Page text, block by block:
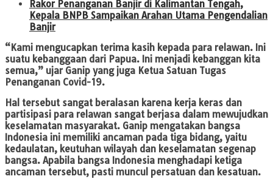
Rakor Penanganan Banjir di Kalimantan Tengah,
Kepala BNPB Sampaikan Arahan Utama Pengendalian
Banjir
“Kami mengucapkan terima kasih kepada para relawan. Ini
suatu kebanggaan dari Papua. Ini menjadi kebanggan kita
semua,” ujar Ganip yang juga Ketua Satuan Tugas
Penanganan Covid-19.
Hal tersebut sangat beralasan karena kerja keras dan
partisipasi para relawan sangat berjasa dalam mewujudkan
keselamatan masyarakat. Ganip mengatakan bangsa
Indonesia ini memiliki ancaman pada tiga bidang, yaitu
kedaulatan, keutuhan wilayah dan keselamatan segenap
bangsa. Apabila bangsa Indonesia menghadapi ketiga
ancaman tersebut, pasti muncul persatuan dan kesatuan.